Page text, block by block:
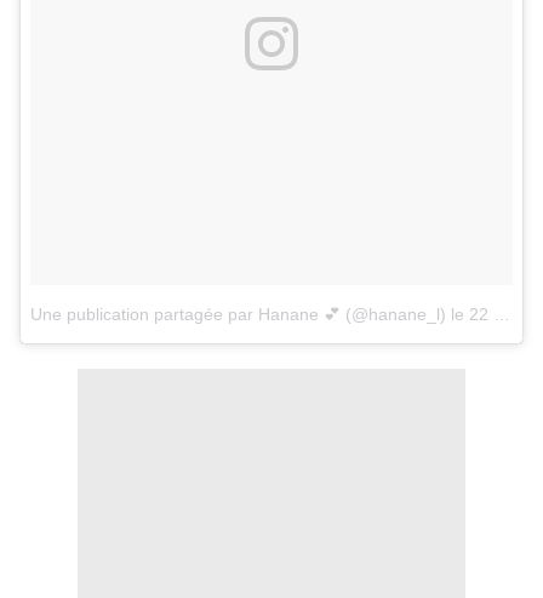
Une publication partagée par Hanane 💕 (@hanane_l) le 22 Déc. 2017 à 8 :47 PST